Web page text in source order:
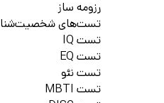
رزومه ساز
تست‌های
تست IQ
تست EQ
تست نئو
تست MBTI